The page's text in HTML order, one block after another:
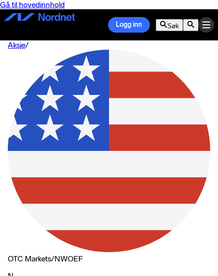
Gå til hovedinnhold
Logg inn Søk
Aksje/
OTC Markets/NWOEF